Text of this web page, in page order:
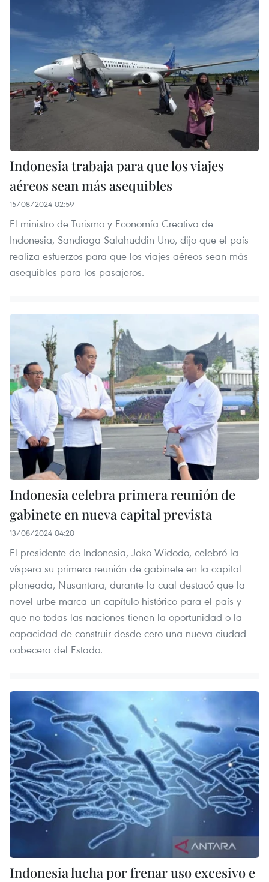
Indonesia trabaja para que los viajes
aéreos sean más asequibles
15/08/2024 02:59
El ministro de Turismo y Economía Creativa de
Indonesia, Sandiaga Salahuddin Uno, dijo que el país
realiza esfuerzos para que los viajes aéreos sean más
asequibles para los pasajeros.
Indonesia celebra primera reunión de
gabinete en nueva capital prevista
13/08/2024 04:20
El presidente de Indonesia, Joko Widodo, celebró la
víspera su primera reunión de gabinete en la capital
planeada, Nusantara, durante la cual destacó que la
novel urbe marca un capítulo histórico para el país y
que no todas las naciones tienen la oportunidad o la
capacidad de construir desde cero una nueva ciudad
cabecera del Estado.
Indonesia lucha por frenar uso excesivo e